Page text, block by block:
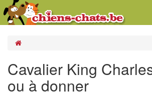
Cavalier King
ou à donner